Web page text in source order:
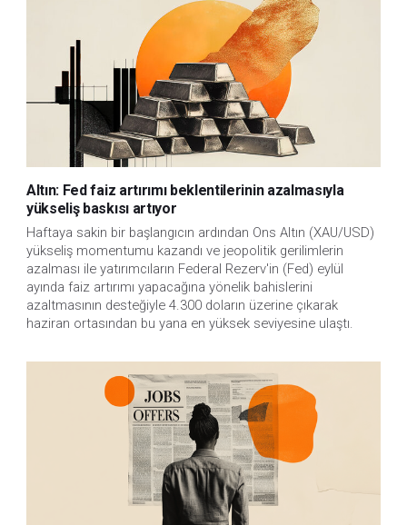
Altın: Fed faiz artırımı beklentilerinin azalmasıyla
yükseliş baskısı artıyor
Haftaya sakin bir başlangıcın ardından Ons Altın (XAU/USD)
yükseliş momentumu kazandı ve jeopolitik gerilimlerin
azalması ile yatırımcıların Federal Rezerv'in (Fed) eylül
ayında faiz artırımı yapacağına yönelik bahislerini
azaltmasının desteğiyle 4.300 doların üzerine çıkarak
haziran ortasından bu yana en yüksek seviyesine ulaştı.